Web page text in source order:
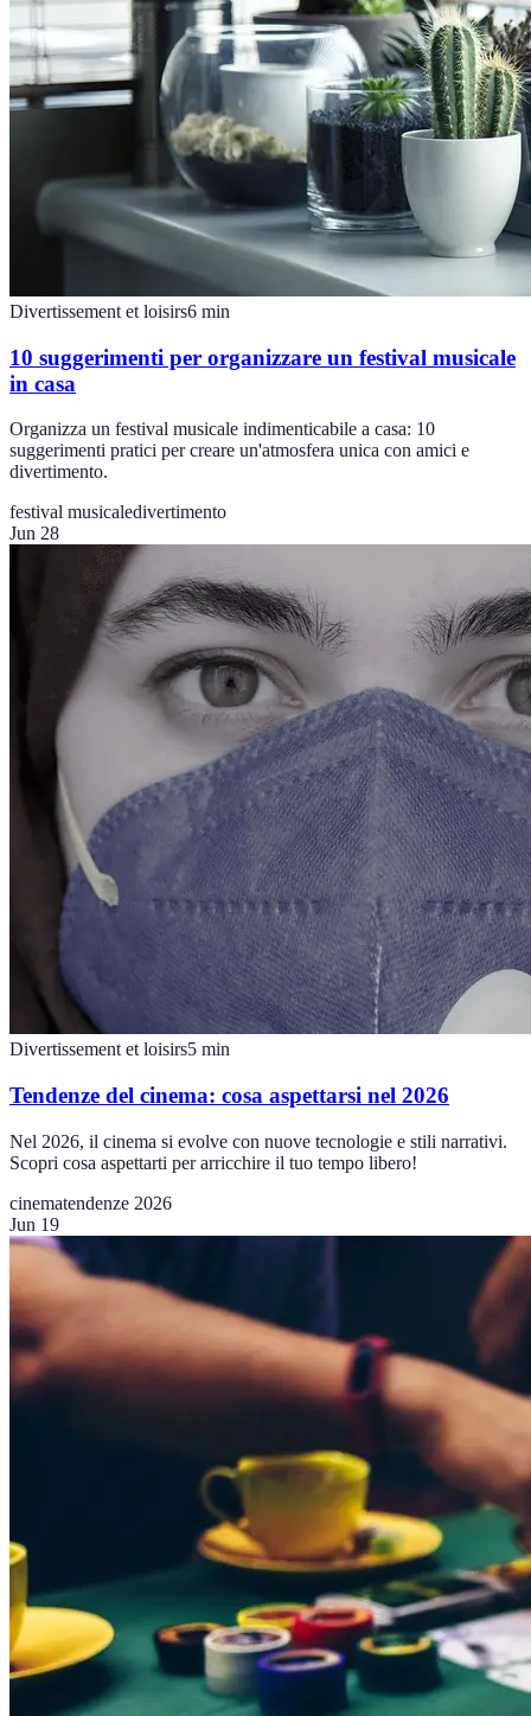
Divertissement et loisirs6 min
10 suggerimenti per organizzare un festival musicale
in casa
Organizza un festival musicale indimenticabile a casa: 10
suggerimenti pratici per creare un'atmosfera unica con amici e
divertimento.
festival musicaledivertimento
Jun 28
Divertissement et loisirs5 min
Tendenze del cinema: cosa aspettarsi nel 2026
Nel 2026, il cinema si evolve con nuove tecnologie e stili narrativi.
Scopri cosa aspettarti per arricchire il tuo tempo libero!
cinematendenze 2026
Jun 19